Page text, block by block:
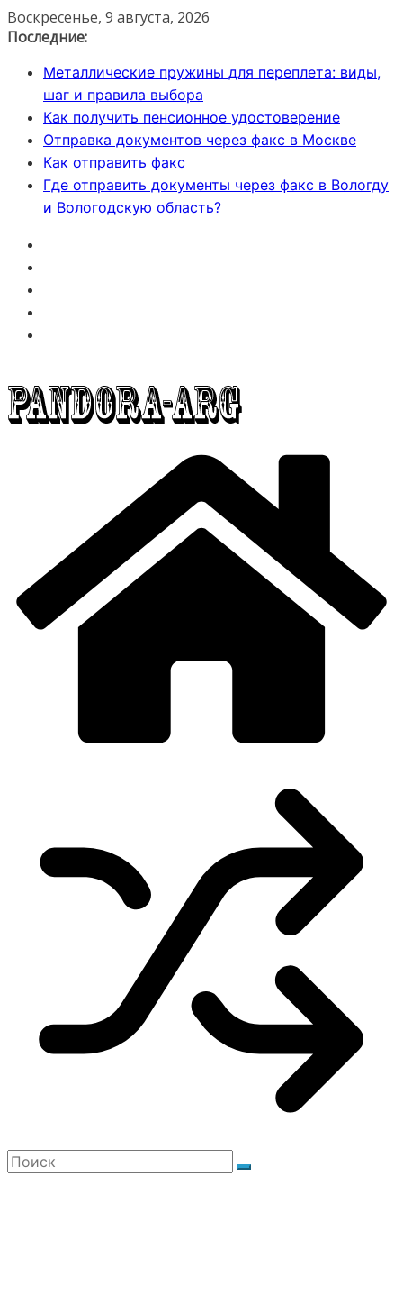
Перейти
к
Воскресенье, 9 августа, 2026
Последние:
Металлические пружины для переплета: виды,
шаг и правила выбора
Как получить пенсионное удостоверение
Отправка документов через факс в Москве
Как отправить факс
Где отправить документы через факс в Вологду
и Вологодскую область?